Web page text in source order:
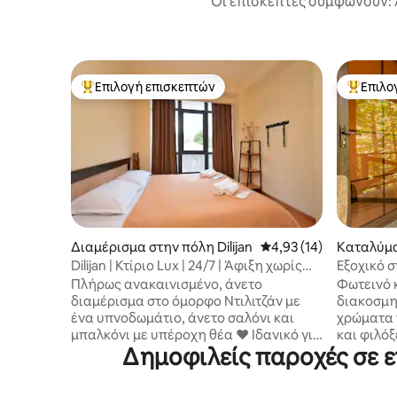
Κορυφαία επιλογή επισκεπτών
Επιλογή επισκεπτών
Διαμέρισμα στην πόλη Dilijan Μέση βαθμολογία:
4,93 (14)
Dilijan | Κτίριο Lux | 24/7 | Άφιξη χωρίς
παρουσία οικοδεσπότη
Πλήρως ανακαινισμένο, άνετο
διαμέρισμα στο όμορφο Ντιλιτζάν με
ένα υπνοδωμάτιο, άνετο σαλόνι και
μπαλκόνι με υπέροχη θέα ❤️ Ιδανικό για
ζευγάρια, οικογένειες ή φίλους. Ο
καναπές μπορεί να χρησιμοποιηθεί ως
Εξοχικό
του
Φωτεινό
χρώματα
και
εξοχικό
δάσος
Δημοφιλείς παροχές σε